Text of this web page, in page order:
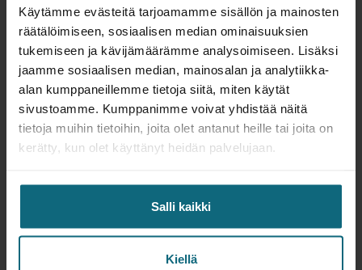
Käytämme evästeitä tarjoamamme sisällön ja mainosten
räätälöimiseen, sosiaalisen median ominaisuuksien
tukemiseen ja kävijämäärämme analysoimiseen. Lisäksi
jaamme sosiaalisen median, mainosalan ja analytiikka-
alan kumppaneillemme tietoja siitä, miten käytät
sivustoamme. Kumppanimme voivat yhdistää näitä
tietoja muihin tietoihin, joita olet antanut heille tai joita on
kerätty, kun olet käyttänyt heidän palvelujaan.
Salli kaikki
Kiellä
työkaverit